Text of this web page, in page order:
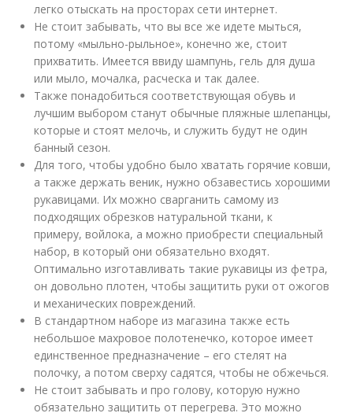
легко отыскать на просторах сети интернет.
Не стоит забывать, что вы все же идете мыться,
потому «мыльно-рыльное», конечно же, стоит
прихватить. Имеется ввиду шампунь, гель для душа
или мыло, мочалка, расческа и так далее.
Также понадобиться соответствующая обувь и
лучшим выбором станут обычные пляжные шлепанцы,
которые и стоят мелочь, и служить будут не один
банный сезон.
Для того, чтобы удобно было хватать горячие ковши,
а также держать веник, нужно обзавестись хорошими
рукавицами. Их можно сварганить самому из
подходящих обрезков натуральной ткани, к
примеру, войлока, а можно приобрести специальный
набор, в который они обязательно входят.
Оптимально изготавливать такие рукавицы из фетра,
он довольно плотен, чтобы защитить руки от ожогов
и механических повреждений.
В стандартном наборе из магазина также есть
небольшое махровое полотенечко, которое имеет
единственное предназначение – его стелят на
полочку, а потом сверху садятся, чтобы не обжечься.
Не стоит забывать и про голову, которую нужно
обязательно защитить от перегрева. Это можно